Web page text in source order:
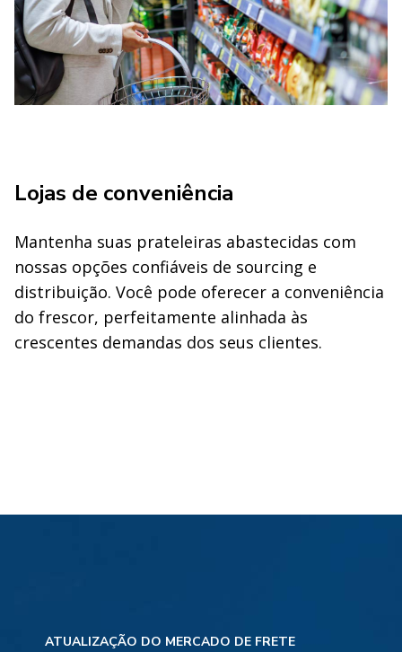
Lojas de conveniência
Mantenha suas prateleiras abastecidas com
nossas opções confiáveis de sourcing e
distribuição. Você pode oferecer a conveniência
do frescor, perfeitamente alinhada às
crescentes demandas dos seus clientes.
ATUALIZAÇÃO DO MERCADO DE FRETE